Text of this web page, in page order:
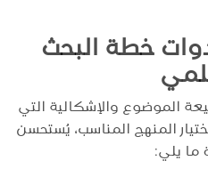
خطة البحث
الموضوع والإشكالية التي
المنهج المناسب، يُستحسن
ما يلي: